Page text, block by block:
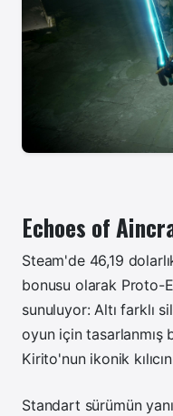
Echoes of
Steam'de 46,19
bonusu olarak Proto-
sunuluyor: Altı farklı
oyun için tasarlanmış
Kirito'nun ikonik
Standart sürümün